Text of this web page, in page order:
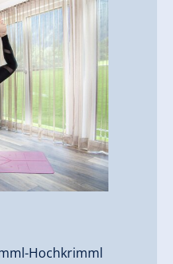
Hochkrimml